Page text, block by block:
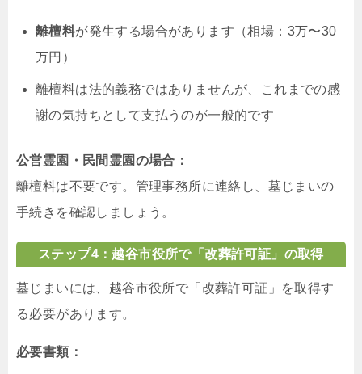
離檀料が発生する場合があります（相場：3万〜30
万円）
離檀料は法的義務ではありませんが、これまでの感
謝の気持ちとして支払うのが一般的です
公営霊園・民間霊園の場合：
離檀料は不要です。管理事務所に連絡し、墓じまいの
手続きを確認しましょう。
ステップ4：越谷市役所で「改葬許可証」の取得
墓じまいには、越谷市役所で「改葬許可証」を取得す
る必要があります。
必要書類：